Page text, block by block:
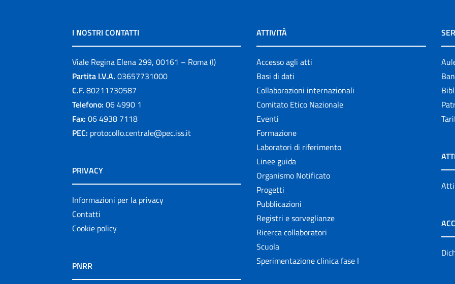
I NOSTRI CONTATTI
Viale Regina Elena 299, 00161 – Roma (I)
Partita I.V.A. 03657731000
C.F. 80211730587
Telefono: 06 4990 1
Fax: 06 4938 7118
PEC: protocollo.centrale@pec.iss.it
PRIVACY
Informazioni per la privacy
Contatti
Cookie policy
PNRR
ATTIVITÀ
Accesso agli atti
Basi di dati
Collaborazioni internazionali
Comitato Etico Nazionale
Eventi
Formazione
Laboratori di riferimento
Linee guida
Organismo Notificato
Progetti
Pubblicazioni
Registri e sorveglianze
Ricerca collaboratori
Scuola
Sperimentazione clinica fase I
Atti